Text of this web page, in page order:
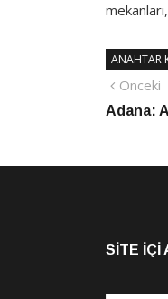
ANAHTAR
Yazı
Önceki
Adana:
SITE İÇI